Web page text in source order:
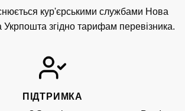
кур'єрськими службами Нова
згідно тарифам перевізника.
ПІДТРИМКА